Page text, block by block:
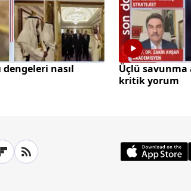
dengeleri nasıl
Üçlü savunma
kritik yorum